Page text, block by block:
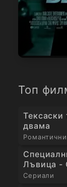
Топ
Тексаски
двама
Романтични
Лъвица -
Епизод 1
Сериали